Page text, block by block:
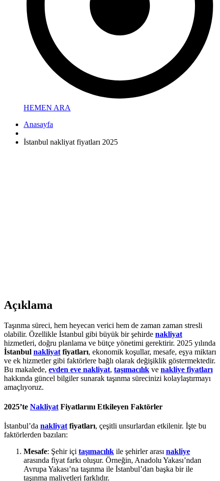
HEMEN ARA
Anasayfa
İstanbul nakliyat fiyatları 2025
Açıklama
Taşınma süreci, hem heyecan verici hem de zaman zaman stresli
olabilir. Özellikle İstanbul gibi büyük bir şehirde nakliyat
hizmetleri, doğru planlama ve bütçe yönetimi gerektirir. 2025 yılında
İstanbul nakliyatfiyatları, ekonomik koşullar, mesafe, eşya miktarı
ve ek hizmetler gibi faktörlere bağlı olarak değişiklik göstermektedir.
Bu makalede, evden eve nakliyat, taşımacılık ve nakliye fiyatları
hakkında güncel bilgiler sunarak taşınma sürecinizi kolaylaştırmayı
amaçlıyoruz.
2025’te Nakliyat Fiyatlarını Etkileyen Faktörler
İstanbul’da nakliyat fiyatları, çeşitli unsurlardan etkilenir. İşte bu
faktörlerden bazıları:
Mesafe: Şehir içi taşımacılık ile şehirler arası nakliye
arasında fiyat farkı oluşur. Örneğin, Anadolu Yakası’ndan
Avrupa Yakası’na taşınma ile İstanbul’dan başka bir ile
taşınma maliyetleri farklıdır.